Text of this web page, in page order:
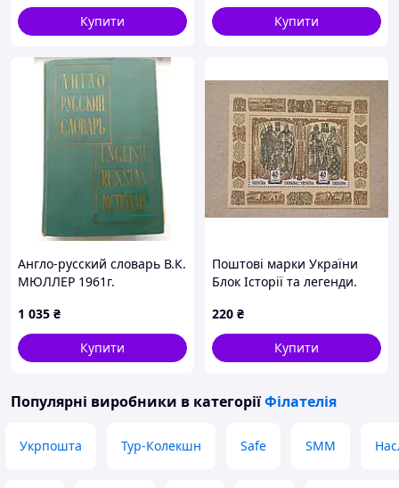
Купити
Купити
Англо-русский словарь В.К.
МЮЛЛЕР 1961г.
1 035 ₴
Купити
Поштові марки України
Блок Історії та легенди.
Хорив і їхня сестра Либідь.
Europa. 1997 рік
220 ₴
Купити
Популярні виробники в категоріїФілателія
Укрпошта Тур-Колекшн Safe SMM